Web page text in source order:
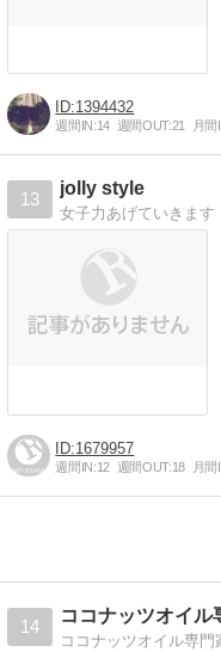
1394432
週間IN:14 週間OUT:21 月間
13
jolly style
女子力あげていきます
1679957
週間IN:12 週間OUT:18 月間
14
ココナッツオイル専